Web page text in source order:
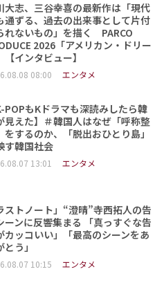
大志、三谷幸喜の最新作は「現代
通ずる、過去の出来事として片付
れないもの」を描く PARCO
2026「アメリカン・ドリー
【インタビュー】
08:00 エンタメ
POPもKドラマも深読みしたら韓
見えた】＃韓国人はなぜ「呼称整
をするのか、「脱出おひとり島」
す韓国社会
13:01 エンタメ
ストノート」“澄晴”寺西拓人の告
ーンに反響集まる 「真っすぐな告
カッコいい」「最高のシーンをあ
とう」
10:15 エンタメ